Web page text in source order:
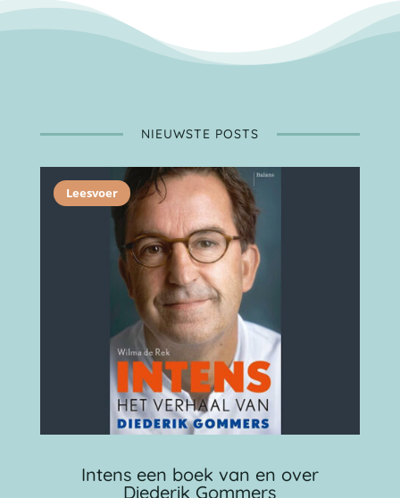
NIEUWSTE POSTS
Leesvoer
Intens een boek van en over
Diederik Gommers